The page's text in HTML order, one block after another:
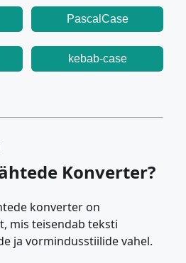
PascalCase
kebab-case
Konverter?
konverter on
mis teisendab teksti
ja vormindusstiilide vahel.